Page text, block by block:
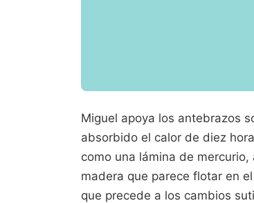
Miguel apoya los antebrazos
absorbido el calor de diez
como una lámina de
madera que parece flotar en
que precede a los cambios